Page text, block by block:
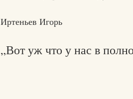
Иртеньев Игорь
„Вот уж что у нас в